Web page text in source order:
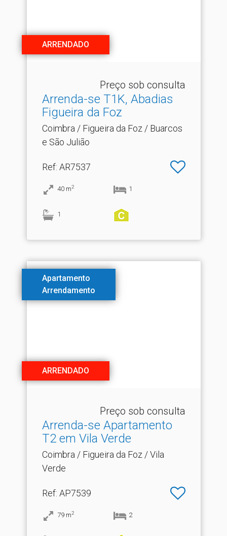
ARRENDADO
Preço sob consulta
Arrenda-se T1K, Abadias
Figueira da Foz
Coimbra / Figueira da Foz / Buarcos
e São Julião
Ref: AR7537
40 m2 1
1
Apartamento
Arrendamento
ARRENDADO
Preço sob consulta
Arrenda-se Apartamento
T2 em Vila Verde
Coimbra / Figueira da Foz / Vila
Verde
Ref: AP7539
79 m2 2